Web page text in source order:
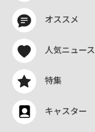
オススメ
人気ニュース
特集
キャスター